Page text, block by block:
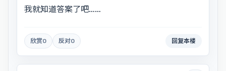
我就知道答案了吧……
欣赏0 反对0 回复本楼